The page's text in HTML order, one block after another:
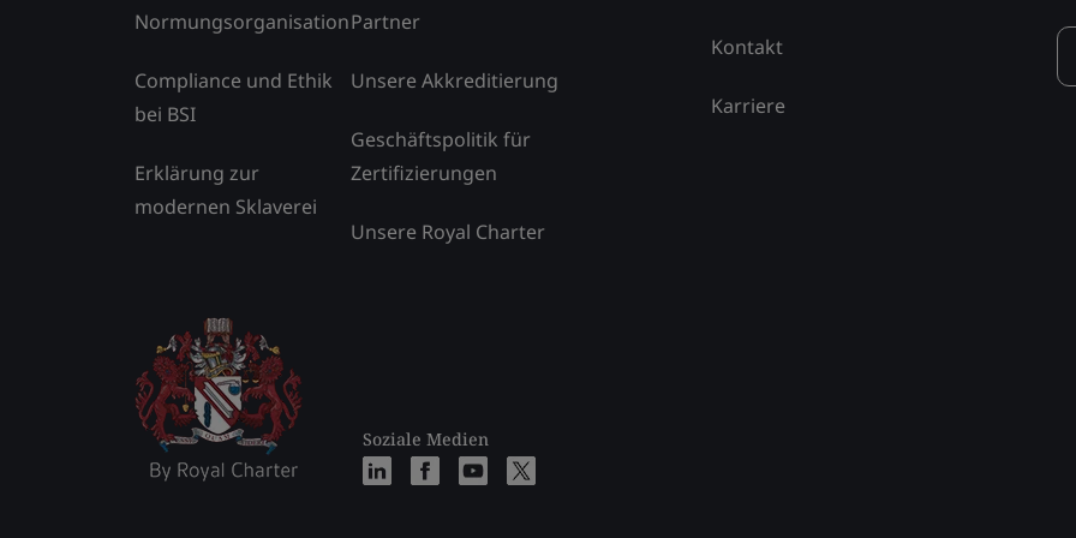
Normungsorganisation
Compliance und Ethik
bei BSI
Erklärung zur
modernen Sklaverei
Partner
Unsere Akkreditierung
Geschäftspolitik für
Zertifizierungen
Unsere Royal Charter
Soziale Medien
Kontakt
Karriere